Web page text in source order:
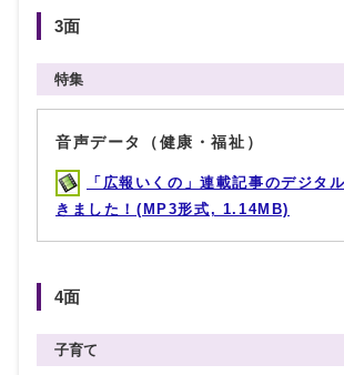
3面
特集
音声データ（健康・福祉）
「広報いくの」連載記事のデジタ
きました！(MP3形式, 1.14MB)
4面
子育て